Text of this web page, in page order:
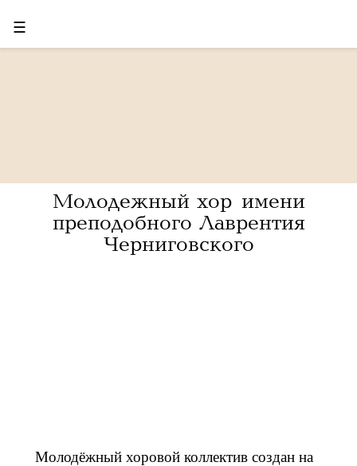
☰
Молодежный хор имени
преподобного Лаврентия
Черниговского
Молодёжный хоровой коллектив создан на